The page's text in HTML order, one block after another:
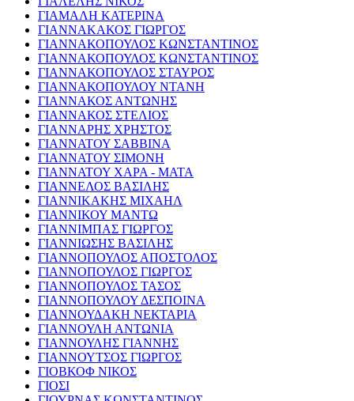
ΓΙΑΜΑΛΗ ΚΑΤΕΡΙΝΑ
ΓΙΑΝΝΑΚΑΚΟΣ ΓΙΩΡΓΟΣ
ΓΙΑΝΝΑΚΟΠΟΥΛΟΣ ΚΩΝΣΤΑΝΤΙΝΟΣ
ΓΙΑΝΝΑΚΟΠΟΥΛΟΣ ΚΩΝΣΤΑΝΤΙΝΟΣ
ΓΙΑΝΝΑΚΟΠΟΥΛΟΣ ΣΤΑΥΡΟΣ
ΓΙΑΝΝΑΚΟΠΟΥΛΟΥ ΝΤΑΝΗ
ΓΙΑΝΝΑΚΟΣ ΑΝΤΩΝΗΣ
ΓΙΑΝΝΑΚΟΣ ΣΤΕΛΙΟΣ
ΓΙΑΝΝΑΡΗΣ ΧΡΗΣΤΟΣ
ΓΙΑΝΝΑΤΟΥ ΣΑΒΒΙΝΑ
ΓΙΑΝΝΑΤΟΥ ΣΙΜΟΝΗ
ΓΙΑΝΝΑΤΟΥ ΧΑΡΑ - ΜΑΤΑ
ΓΙΑΝΝΕΛΟΣ ΒΑΣΙΛΗΣ
ΓΙΑΝΝΙΚΑΚΗΣ ΜΙΧΑΗΛ
ΓΙΑΝΝΙΚΟΥ ΜΑΝΤΩ
ΓΙΑΝΝΙΜΠΑΣ ΓΙΩΡΓΟΣ
ΓΙΑΝΝΙΩΣΗΣ ΒΑΣΙΛΗΣ
ΓΙΑΝΝΟΠΟΥΛΟΣ ΑΠΟΣΤΟΛΟΣ
ΓΙΑΝΝΟΠΟΥΛΟΣ ΓΙΩΡΓΟΣ
ΓΙΑΝΝΟΠΟΥΛΟΣ ΤΑΣΟΣ
ΓΙΑΝΝΟΠΟΥΛΟΥ ΔΕΣΠΟΙΝΑ
ΓΙΑΝΝΟΥΔΑΚΗ ΝΕΚΤΑΡΙΑ
ΓΙΑΝΝΟΥΛΗ ΑΝΤΩΝΙΑ
ΓΙΑΝΝΟΥΛΗΣ ΓΙΑΝΝΗΣ
ΓΙΑΝΝΟΥΤΣΟΣ ΓΙΩΡΓΟΣ
ΓΙΟΒΚΟΦ ΝΙΚΟΣ
ΓΙΟΣΙ